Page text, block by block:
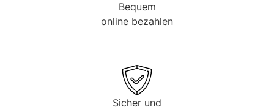
Bequem
online bezahlen
Sicher und